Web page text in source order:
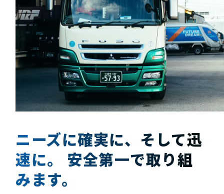
ニーズに確実に、そして迅
速に。
安全第一で取り組
みます。